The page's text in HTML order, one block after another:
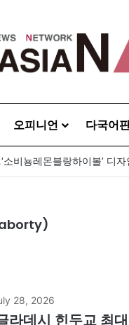
오피니언 다국어
28, 2026
라데시 힌두교 최